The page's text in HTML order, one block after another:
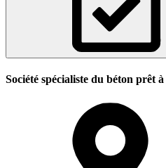
Société spécialiste du béton prêt